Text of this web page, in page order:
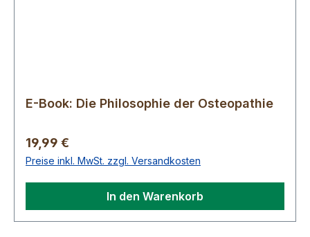
E-Book: Die Philosophie der Osteopathie
Regulärer Preis:
19,99 €
Preise inkl. MwSt. zzgl. Versandkosten
In den Warenkorb